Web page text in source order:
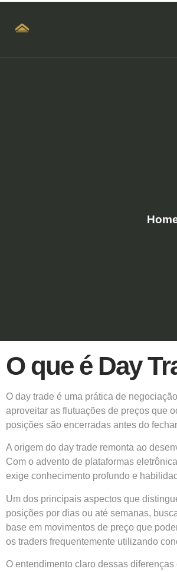
O que é Day
O day trade é uma prática de
aproveitar as flutuações de preços que
posições são encerradas antes do
A origem do day trade remonta ao
Com o advento de plataformas
exige conhecimento profundo e
Um dos principais aspectos que
posições por dias ou até semanas,
base em movimentos de preço que
os traders frequentemente utilizando
O entendimento claro dessas